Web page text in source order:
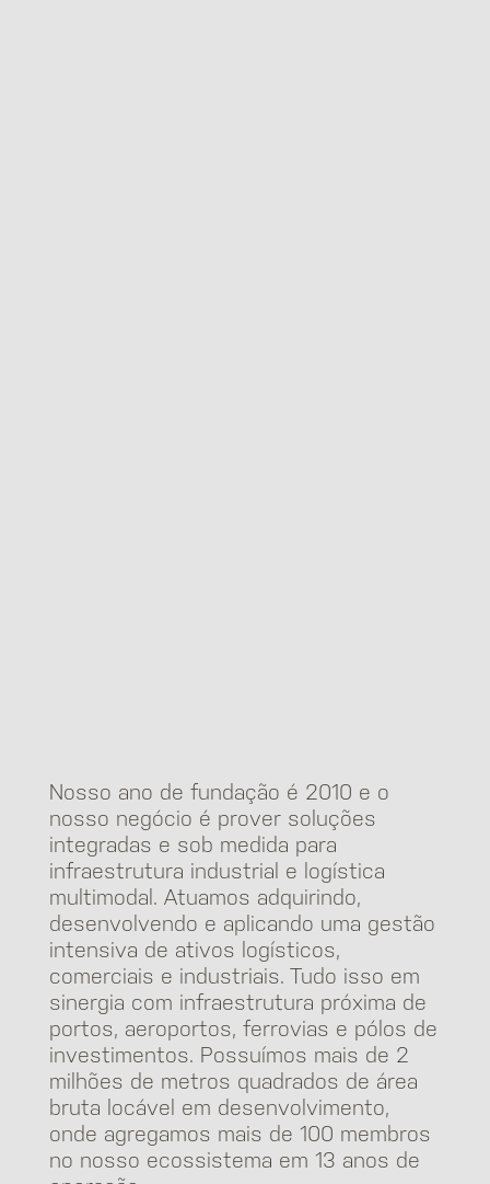
Nosso ano de fundação é 2010 e o
nosso negócio é prover soluções
integradas e sob medida para
infraestrutura industrial e logística
multimodal. Atuamos adquirindo,
desenvolvendo e aplicando uma gestão
intensiva de ativos logísticos,
comerciais e industriais. Tudo isso em
sinergia com infraestrutura próxima de
portos, aeroportos, ferrovias e pólos de
investimentos. Possuímos mais de 2
milhões de metros quadrados de área
bruta locável em desenvolvimento,
onde agregamos mais de 100 membros
no nosso ecossistema em 13 anos de